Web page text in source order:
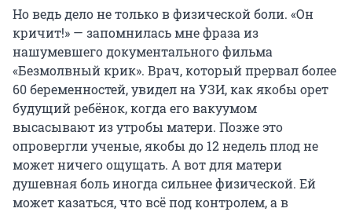
Но ведь дело не только в физической боли. «Он
кричит!» — запомнилась мне фраза из
нашумевшего документального фильма
«Безмолвный крик». Врач, который прервал более
60 беременностей, увидел на УЗИ, как якобы орет
будущий ребёнок, когда его вакуумом
высасывают из утробы матери. Позже это
опровергли ученые, якобы до 12 недель плод не
может ничего ощущать. А вот для матери
душевная боль иногда сильнее физической. Ей
может казаться, что всё под контролем, а в